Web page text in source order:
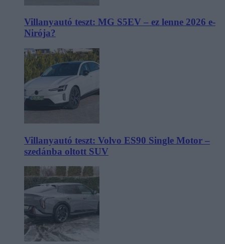
Villanyautó teszt: MG S5EV – ez lenne 2026 e-
Nirója?
Villanyautó teszt: Volvo ES90 Single Motor –
szedánba oltott SUV